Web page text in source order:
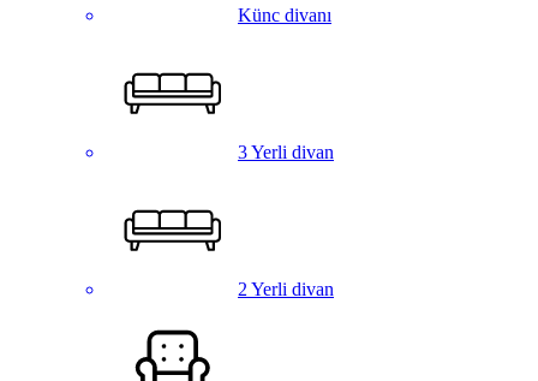
Künc divanı
3 Yerli divan
2 Yerli divan